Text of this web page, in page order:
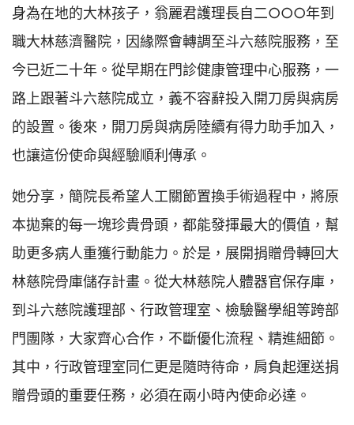
身為在地的大林孩子，翁麗君護理長自二○○○年到
職大林慈濟醫院，因緣際會轉調至斗六慈院服務，至
今已近二十年。從早期在門診健康管理中心服務，一
路上跟著斗六慈院成立，義不容辭投入開刀房與病房
的設置。後來，開刀房與病房陸續有得力助手加入，
也讓這份使命與經驗順利傳承。
她分享，簡院長希望人工關節置換手術過程中，將原
本拋棄的每一塊珍貴骨頭，都能發揮最大的價值，幫
助更多病人重獲行動能力。於是，展開捐贈骨轉回大
林慈院骨庫儲存計畫。從大林慈院人體器官保存庫，
到斗六慈院護理部、行政管理室、檢驗醫學組等跨部
門團隊，大家齊心合作，不斷優化流程、精進細節。
其中，行政管理室同仁更是隨時待命，肩負起運送捐
贈骨頭的重要任務，必須在兩小時內使命必達。